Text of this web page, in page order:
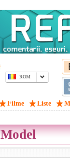
ROM
Filme Liste